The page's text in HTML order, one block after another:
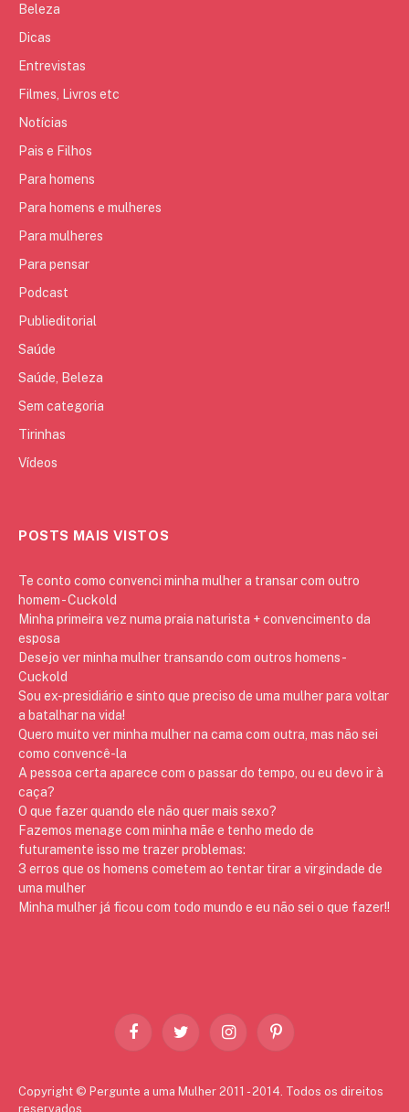
Beleza
Dicas
Entrevistas
Filmes, Livros etc
Notícias
Pais e Filhos
Para homens
Para homens e mulheres
Para mulheres
Para pensar
Podcast
Publieditorial
Saúde
Saúde, Beleza
Sem categoria
Tirinhas
Vídeos
POSTS MAIS VISTOS
Te conto como convenci minha mulher a transar com outro
homem - Cuckold
Minha primeira vez numa praia naturista + convencimento da
esposa
Desejo ver minha mulher transando com outros homens -
Cuckold
Sou ex-presidiário e sinto que preciso de uma mulher para voltar
a batalhar na vida!
Quero muito ver minha mulher na cama com outra, mas não sei
como convencê-la
A pessoa certa aparece com o passar do tempo, ou eu devo ir à
caça?
O que fazer quando ele não quer mais sexo?
Fazemos menage com minha mãe e tenho medo de
futuramente isso me trazer problemas:
3 erros que os homens cometem ao tentar tirar a virgindade de
uma mulher
Minha mulher já ficou com todo mundo e eu não sei o que fazer!!
FacebookTwitter InstagramPinterest
Copyright © Pergunte a uma Mulher 2011 - 2014. Todos os direitos
reservados.